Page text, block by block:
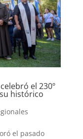
el 230º
histórico
el pasado